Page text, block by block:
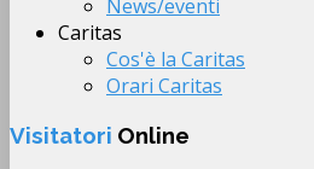
News/eventi
Caritas
Cos'è la Caritas
Orari Caritas
Visitatori Online